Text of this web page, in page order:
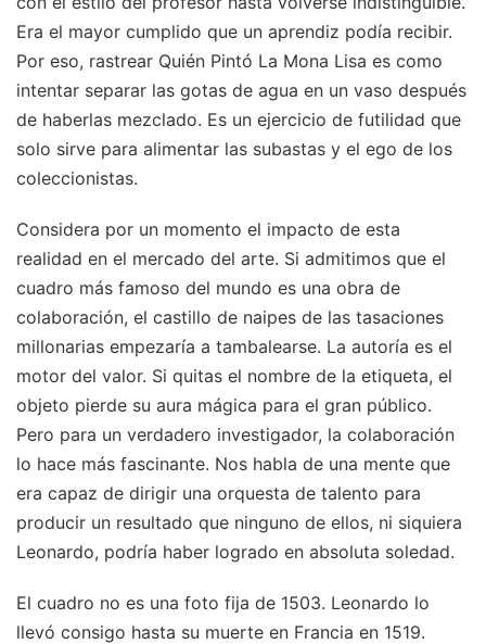
Era el mayor cumplido que un aprendiz podía recibir.
Por eso, rastrear Quién Pintó La Mona Lisa es como
intentar separar las gotas de agua en un vaso después
de haberlas mezclado. Es un ejercicio de futilidad que
solo sirve para alimentar las subastas y el ego de los
coleccionistas.
Considera por un momento el impacto de esta
realidad en el mercado del arte. Si admitimos que el
cuadro más famoso del mundo es una obra de
colaboración, el castillo de naipes de las tasaciones
millonarias empezaría a tambalearse. La autoría es el
motor del valor. Si quitas el nombre de la etiqueta, el
objeto pierde su aura mágica para el gran público.
Pero para un verdadero investigador, la colaboración
lo hace más fascinante. Nos habla de una mente que
era capaz de dirigir una orquesta de talento para
producir un resultado que ninguno de ellos, ni siquiera
Leonardo, podría haber logrado en absoluta soledad.
El cuadro no es una foto fija de 1503. Leonardo lo
llevó consigo hasta su muerte en Francia en 1519.